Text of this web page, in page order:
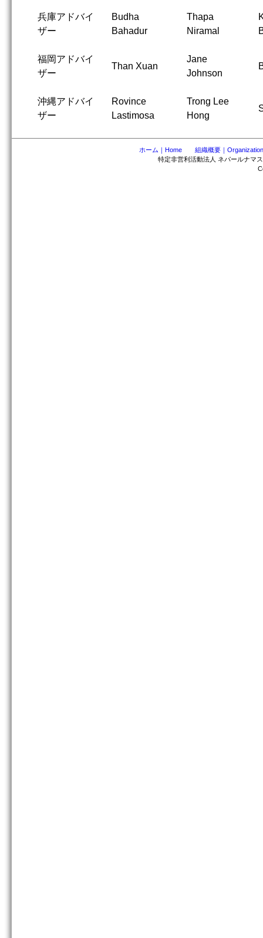
兵庫アドバイ
ザー
Budha
Bahadur
Thapa
Niramal
福岡アドバイ
ザー
Than Xuan
Jane
Johnson
沖縄アドバイ
ザー
Rovince
Lastimosa
Trong Lee
Hong
ホーム｜Home
組織概要｜Organization
特定非営利活動法人 ネパールナ